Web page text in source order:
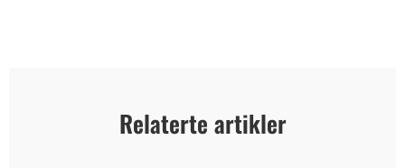
Relaterte artikler